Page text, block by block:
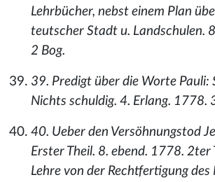
Lehrbücher, nebst einem Plan
teutscher Stadt u. Landschulen.
2 Bog.
39. Predigt über die Worte Pauli:
Nichts schuldig. 4. Erlang. 1778.
40. Ueber den Versöhnungstod
Erster Theil. 8. ebend. 1778. 2ter
Lehre von der Rechtfertigung